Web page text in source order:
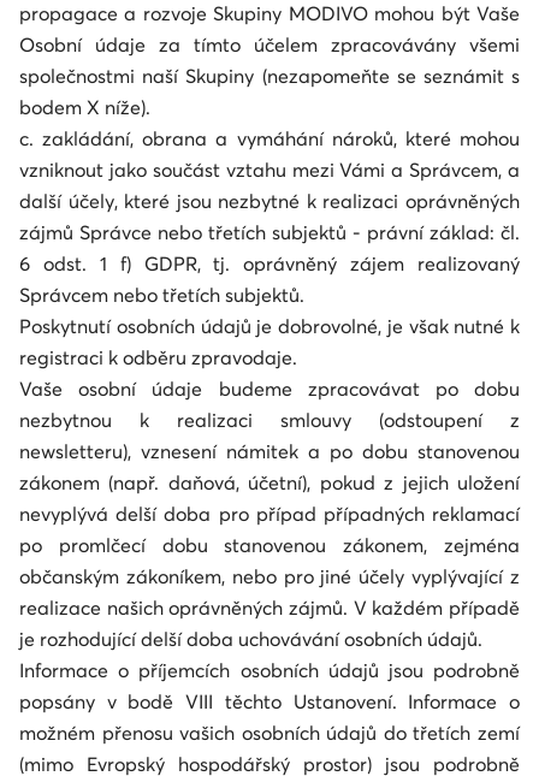
propagace a rozvoje Skupiny MODIVO mohou být Vaše
Osobní údaje za tímto účelem zpracovávány všemi
společnostmi naší Skupiny (nezapomeňte se seznámit s
bodem X níže).
c. zakládání, obrana a vymáhání nároků, které mohou
vzniknout jako součást vztahu mezi Vámi a Správcem, a
další účely, které jsou nezbytné k realizaci oprávněných
zájmů Správce nebo třetích subjektů - právní základ: čl.
6 odst. 1 f) GDPR, tj. oprávněný zájem realizovaný
Správcem nebo třetích subjektů.
Poskytnutí osobních údajů je dobrovolné, je však nutné k
registraci k odběru zpravodaje.
Vaše osobní údaje budeme zpracovávat po dobu
nezbytnou k realizaci smlouvy (odstoupení z
newsletteru), vznesení námitek a po dobu stanovenou
zákonem (např. daňová, účetní), pokud z jejich uložení
nevyplývá delší doba pro případ případných reklamací
po promlčecí dobu stanovenou zákonem, zejména
občanským zákoníkem, nebo pro jiné účely vyplývající z
realizace našich oprávněných zájmů. V každém případě
je rozhodující delší doba uchovávání osobních údajů.
Informace o příjemcích osobních údajů jsou podrobně
popsány v bodě VIII těchto Ustanovení. Informace o
možném přenosu vašich osobních údajů do třetích zemí
(mimo Evropský hospodářský prostor) jsou podrobně